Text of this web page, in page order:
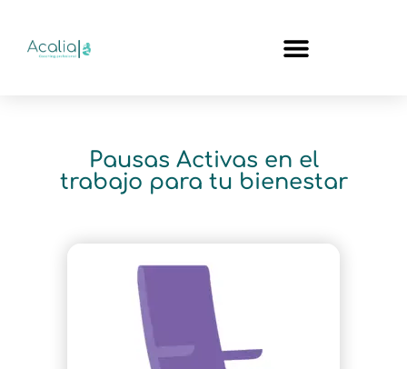
Pausas Activas en el
trabajo para tu bienestar